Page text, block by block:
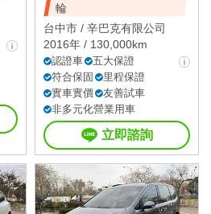
輪
台中市 / 辛巴克有限公司
2016年 / 130,000km
認證車
五大保證
符合保固
里程保證
實車實價
友善試車
非多元化營業用車
立即諮詢